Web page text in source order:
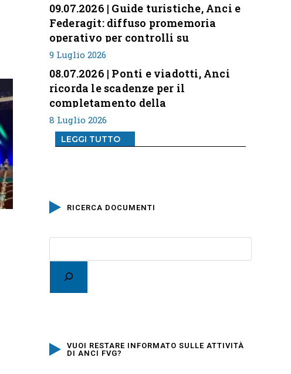
09.07.2026 | Guide turistiche, Anci e
Federagit: diffuso promemoria
operativo per controlli su
professione
9 Luglio 2026
08.07.2026 | Ponti e viadotti, Anci
ricorda le scadenze per il
completamento della
classificazione del rischio
8 Luglio 2026
LEGGI TUTTO
RICERCA DOCUMENTI
VUOI RESTARE INFORMATO SULLE ATTIVITÀ
DI ANCI FVG?